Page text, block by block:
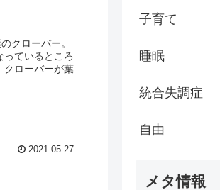
クローバー。
ているところ
クローバーが葉
2021.05.27
子育て
睡眠
統合失調症
自由
メタ情報